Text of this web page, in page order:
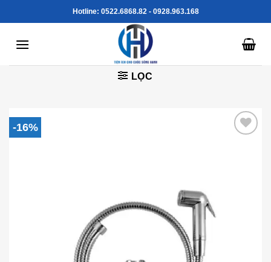
to
Hotline: 0522.6868.82 - 0928.963.168
LỌC
-16%